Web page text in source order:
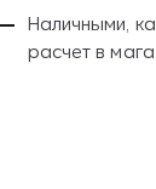
Наличными,
расчетв